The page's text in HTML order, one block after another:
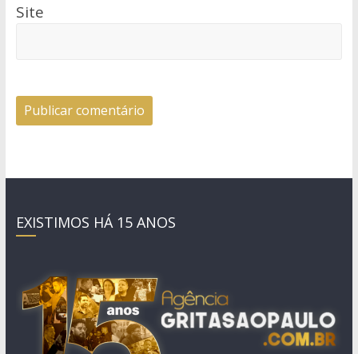
Site
EXISTIMOS HÁ 15 ANOS